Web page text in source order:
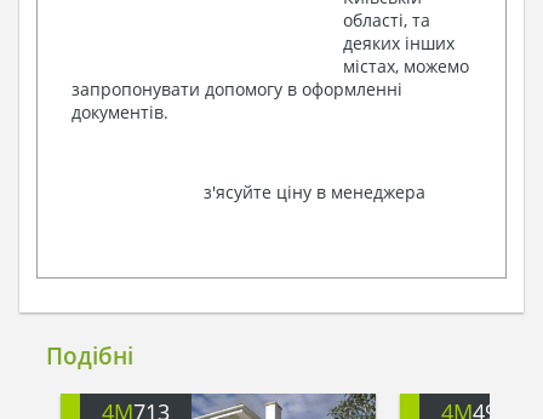
області, та
деяких інших
містах, можемо
запропонувати допомогу в оформленні
документів.
з'ясуйте ціну в менеджера
Подібні
4M713 4M499